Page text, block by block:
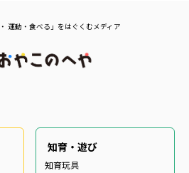
運動・食べる」をはぐくむメディア
知育・遊び
知育玩具